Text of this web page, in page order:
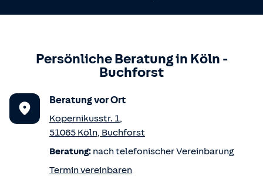
Persönliche Beratung in Köln -
Buchforst
Beratung vor Ort
Kopernikusstr. 1,
51065 Köln, Buchforst
Beratung: nach telefonischer Vereinbarung
Termin vereinbaren